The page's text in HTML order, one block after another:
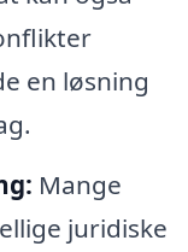
en løsning
Mange
juridiske